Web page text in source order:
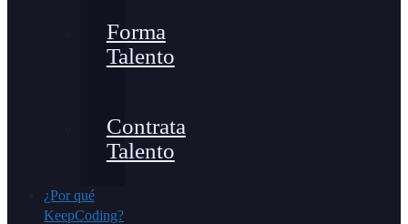
Forma
Talento
Contrata
Talento
¿Por qué
KeepCoding?